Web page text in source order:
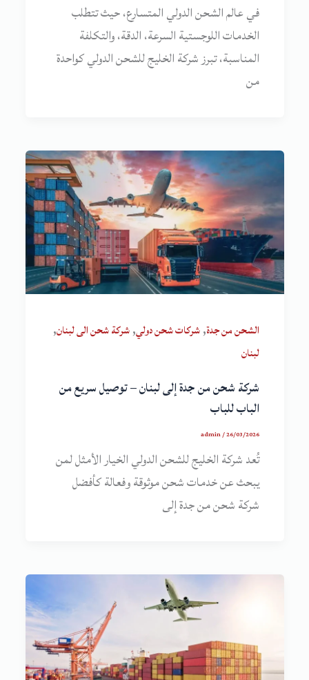
في عالم الشحن الدولي المتسارع، حيث تتطلب
الخدمات اللوجستية السرعة، الدقة، والتكلفة
المناسبة، تبرز شركة الخليج للشحن الدولي كواحدة
من
الشحن من جدة,شركات شحن دولي,شركة شحن الى لبنان,
لبنان
شركة شحن من جدة إلى لبنان – توصيل سريع من
الباب للباب
admin/26/03/2026
تُعد شركة الخليج للشحن الدولي الخيار الأمثل لمن
يبحث عن خدمات شحن موثوقة وفعالة كأفضل
شركة شحن من جدة إلى